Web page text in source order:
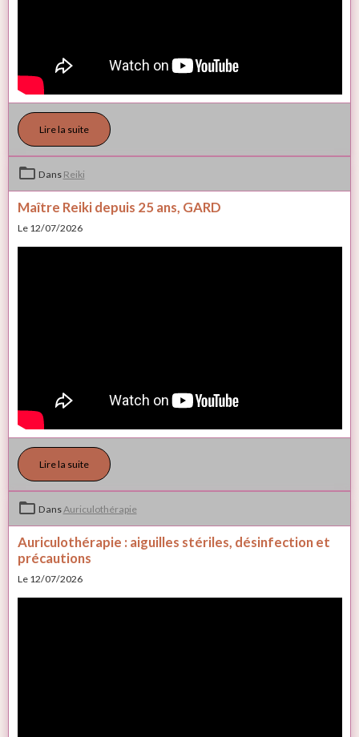
Lire la suite
Dans Reiki
Maître Reiki depuis 25 ans, GARD
Le 12/07/2026
Lire la suite
DansAuriculothérapie
Auriculothérapie : aiguilles stériles, désinfection et
précautions
Le 12/07/2026